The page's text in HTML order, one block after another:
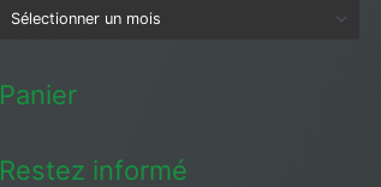
Panier
Restez informé